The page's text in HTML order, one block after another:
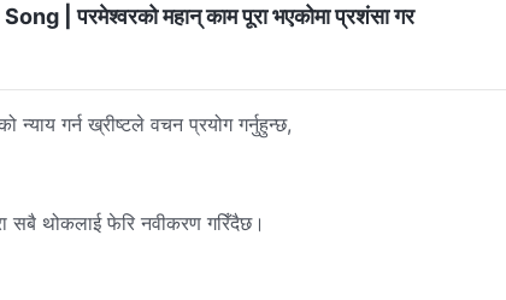
| परमेश्‍वरको महान् काम पूरा भएकोमा प्रशंसा गर
न्याय गर्न ख्रीष्टले वचन प्रयोग गर्नुहुन्छ,
सबै थोकलाई फेरि नवीकरण गरिँदैछ।